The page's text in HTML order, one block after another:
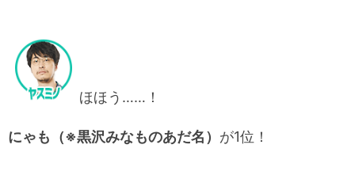
ほほう……！
にゃも（※黒沢みなものあだ名） が1位！